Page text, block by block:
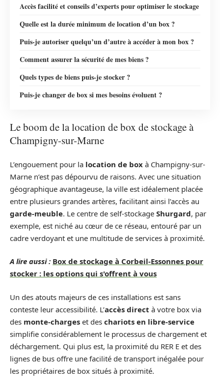
Accès facilité et conseils d’experts pour optimiser le stockage
Quelle est la durée minimum de location d’un box ?
Puis-je autoriser quelqu’un d’autre à accéder à mon box ?
Comment assurer la sécurité de mes biens ?
Quels types de biens puis-je stocker ?
Puis-je changer de box si mes besoins évoluent ?
Le boom de la location de box de stockage à
Champigny-sur-Marne
L’engouement pour la location de box à Champigny-sur-
Marne n’est pas dépourvu de raisons. Avec une situation
géographique avantageuse, la ville est idéalement placée
entre plusieurs grandes artères, facilitant ainsi l’accès au
garde-meuble. Le centre de self-stockage Shurgard, par
exemple, est niché au cœur de ce réseau, entouré par un
cadre verdoyant et une multitude de services à proximité.
A lire aussi : Box de stockage à Corbeil-Essonnes pour
stocker : les options qui s'offrent à vous
Un des atouts majeurs de ces installations est sans
conteste leur accessibilité. L’accès direct à votre box via
des monte-charges et des chariots en libre-service
simplifie considérablement le processus de chargement et
déchargement. Qui plus est, la proximité du RER E et des
lignes de bus offre une facilité de transport inégalée pour
les propriétaires de box situés à proximité.